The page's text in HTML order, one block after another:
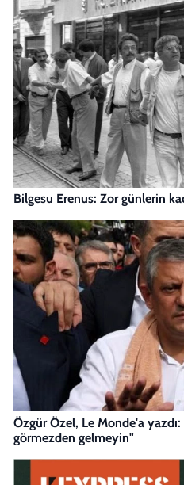
Bilgesu Erenus: Zor günlerin
Özgür Özel, Le Monde'a
görmezden gelmeyin"